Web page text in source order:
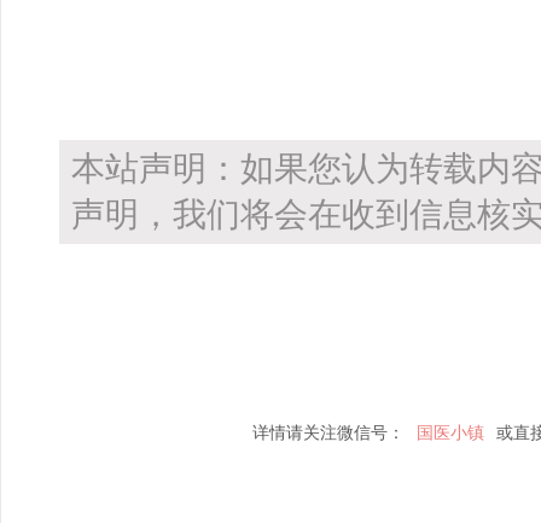
本站声明：如果您认为转载内
声明，我们将会在收到信息核
详情请关注微信号： 国医小镇 或直